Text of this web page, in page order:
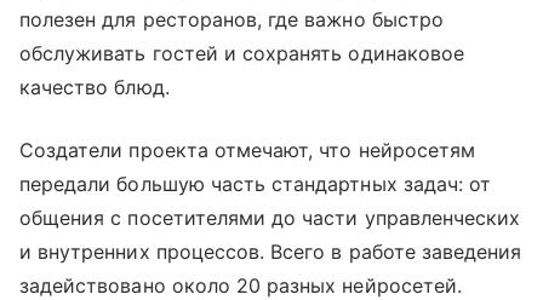
полезен для ресторанов, где важно быстро
обслуживать гостей и сохранять одинаковое
качество блюд.
Создатели проекта отмечают, что нейросетям
передали большую часть стандартных задач: от
общения с посетителями до части управленческих
и внутренних процессов. Всего в работе заведения
задействовано около 20 разных нейросетей.